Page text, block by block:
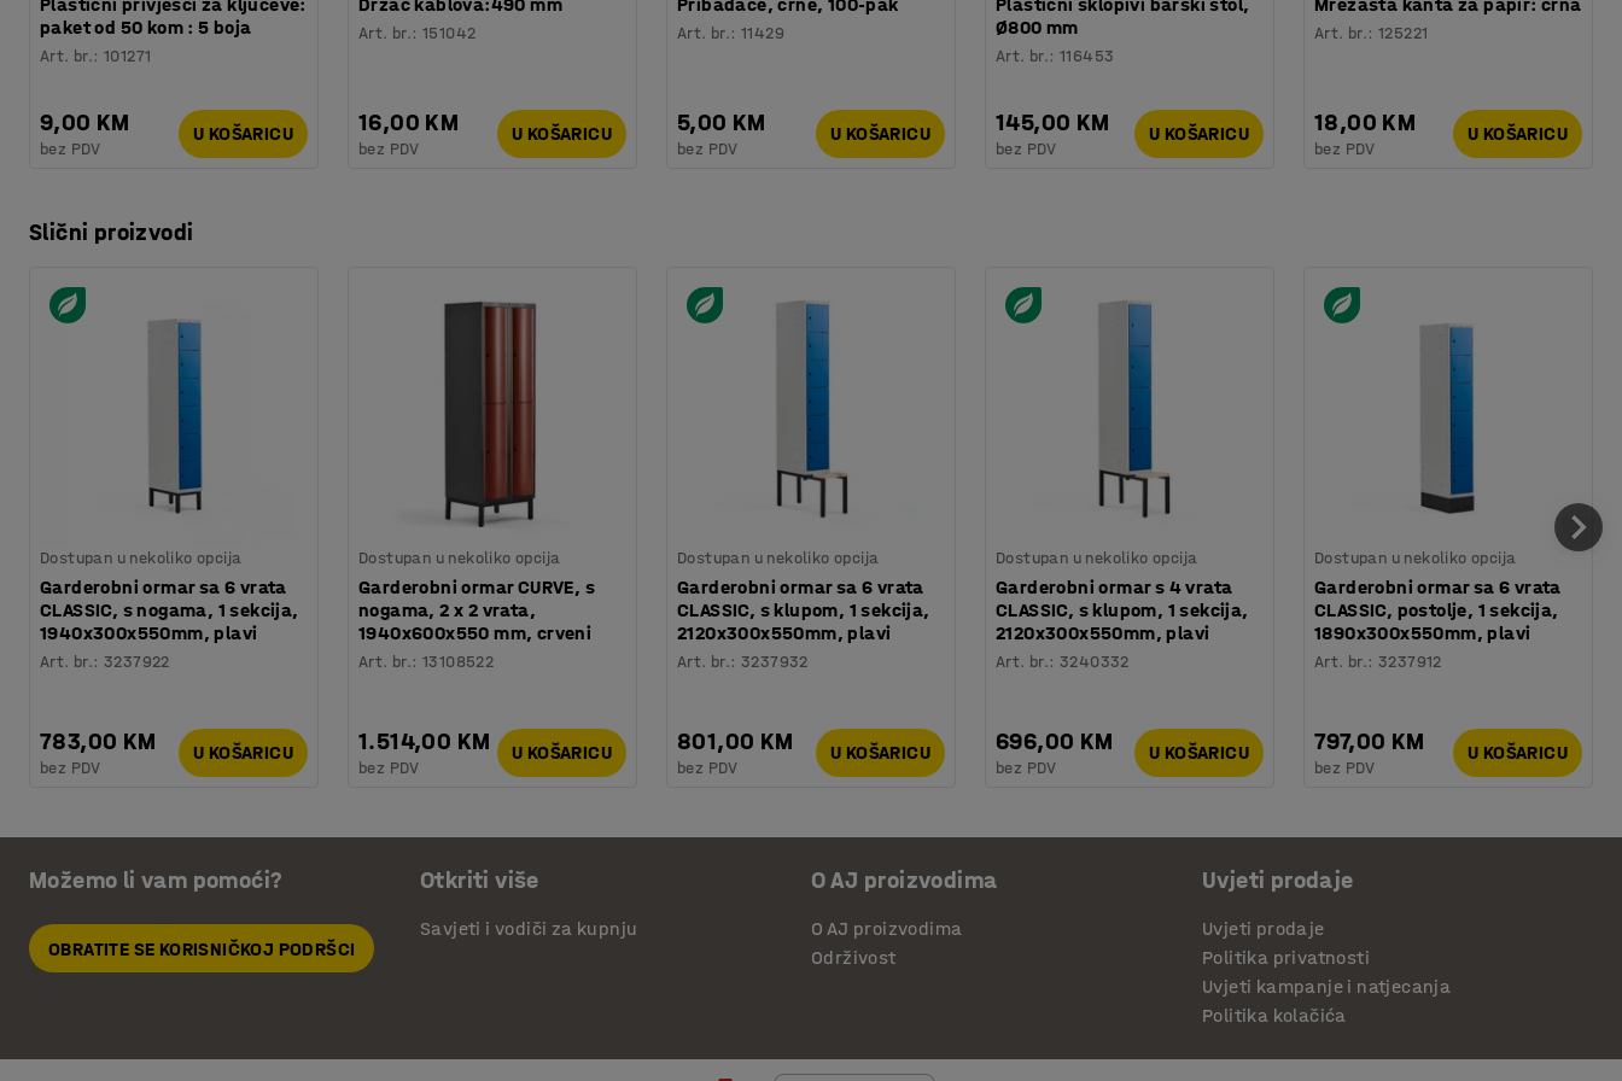
paket od 50 kom : 5 boja
Art. br.:101271
9,00 KM
bez PDV
U KOŠARICU
Art. br.:151042
16,00 KM
bez PDV
U KOŠARICU
Art. br.:11429
5,00 KM
bez PDV
U KOŠARICU
Ø800 mm
Art. br.:116453
145,00 KM
bez PDV
U KOŠARICU
Art. br.:125221
18,00 KM
bez PDV
U KOŠARICU
Slični proizvodi
Dostupan u nekoliko opcija
Garderobni ormar sa 6 vrata
CLASSIC, s nogama, 1 sekcija,
1940x300x550mm, plavi
Art. br.:3237922
783,00 KM
bez PDV
U KOŠARICU
Dostupan u nekoliko opcija
Garderobni ormar CURVE, s
nogama, 2 x 2 vrata,
1940x600x550 mm, crveni
Art. br.:13108522
1.514,00 KM
bez PDV
U KOŠARICU
Dostupan u nekoliko opcija
Garderobni ormar sa 6 vrata
CLASSIC, s klupom, 1 sekcija,
2120x300x550mm, plavi
Art. br.:3237932
801,00 KM
bez PDV
U KOŠARICU
Dostupan u nekoliko opcija
Garderobni ormar s 4 vrata
CLASSIC, s klupom, 1 sekcija,
2120x300x550mm, plavi
Art. br.:3240332
696,00 KM
bez PDV
U KOŠARICU
Dostupan u nekoliko opcija
Garderobni ormar sa 6 vrata
CLASSIC, postolje, 1 sekcija,
1890x300x550mm, plavi
Art. br.:3237912
797,00 KM
bez PDV
U KOŠARICU
Možemo li vam pomoći?
OBRATITE SE KORISNIČKOJ PODRŠCI
Otkriti više
Savjeti i vodiči za kupnju
O AJ proizvodima
O AJ proizvodima
Održivost
Uvjeti prodaje
Uvjeti prodaje
Politika privatnosti
Uvjeti kampanje i natjecanja
Politika kolačića